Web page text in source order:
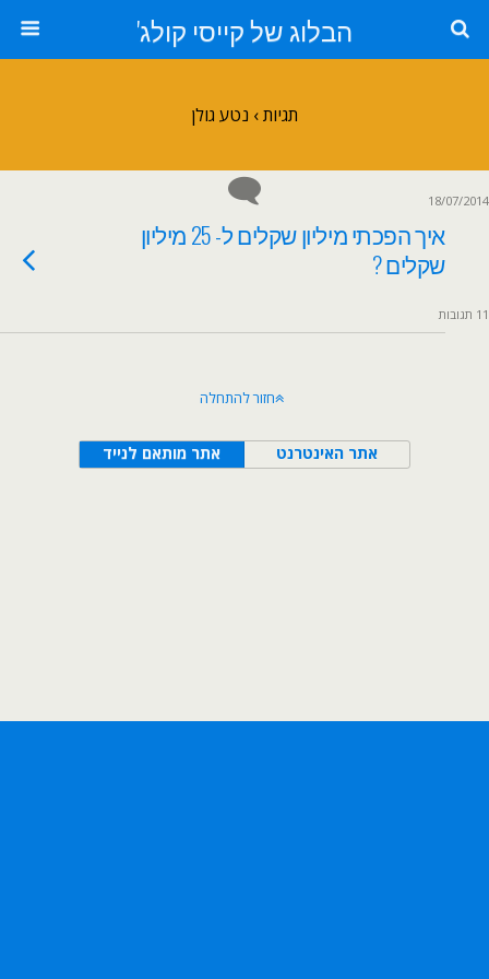
הבלוג של קייסי קולג'
תגיות › נטע גולן
18/07/2014
איך הפכתי מיליון שקלים ל- 25 מיליון
שקלים ?
11 תגובות
חזור להתחלה
אתר מותאם לנייד אתר האינטרנט